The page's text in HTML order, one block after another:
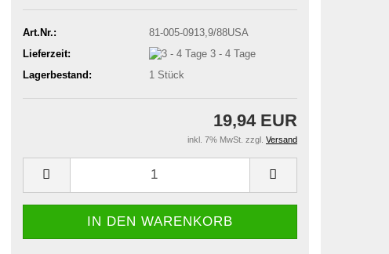
Art.Nr.:
81-005-0913,9/88USA
Lieferzeit:
3 - 4 Tage
Lagerbestand:
1 Stück
19,94 EUR
inkl. 7% MwSt. zzgl. Versand